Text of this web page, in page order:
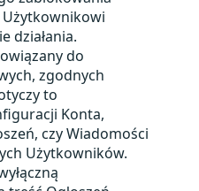
działania.
do
zgodnych
to
Konta,
czy Wiadomości
Użytkowników.